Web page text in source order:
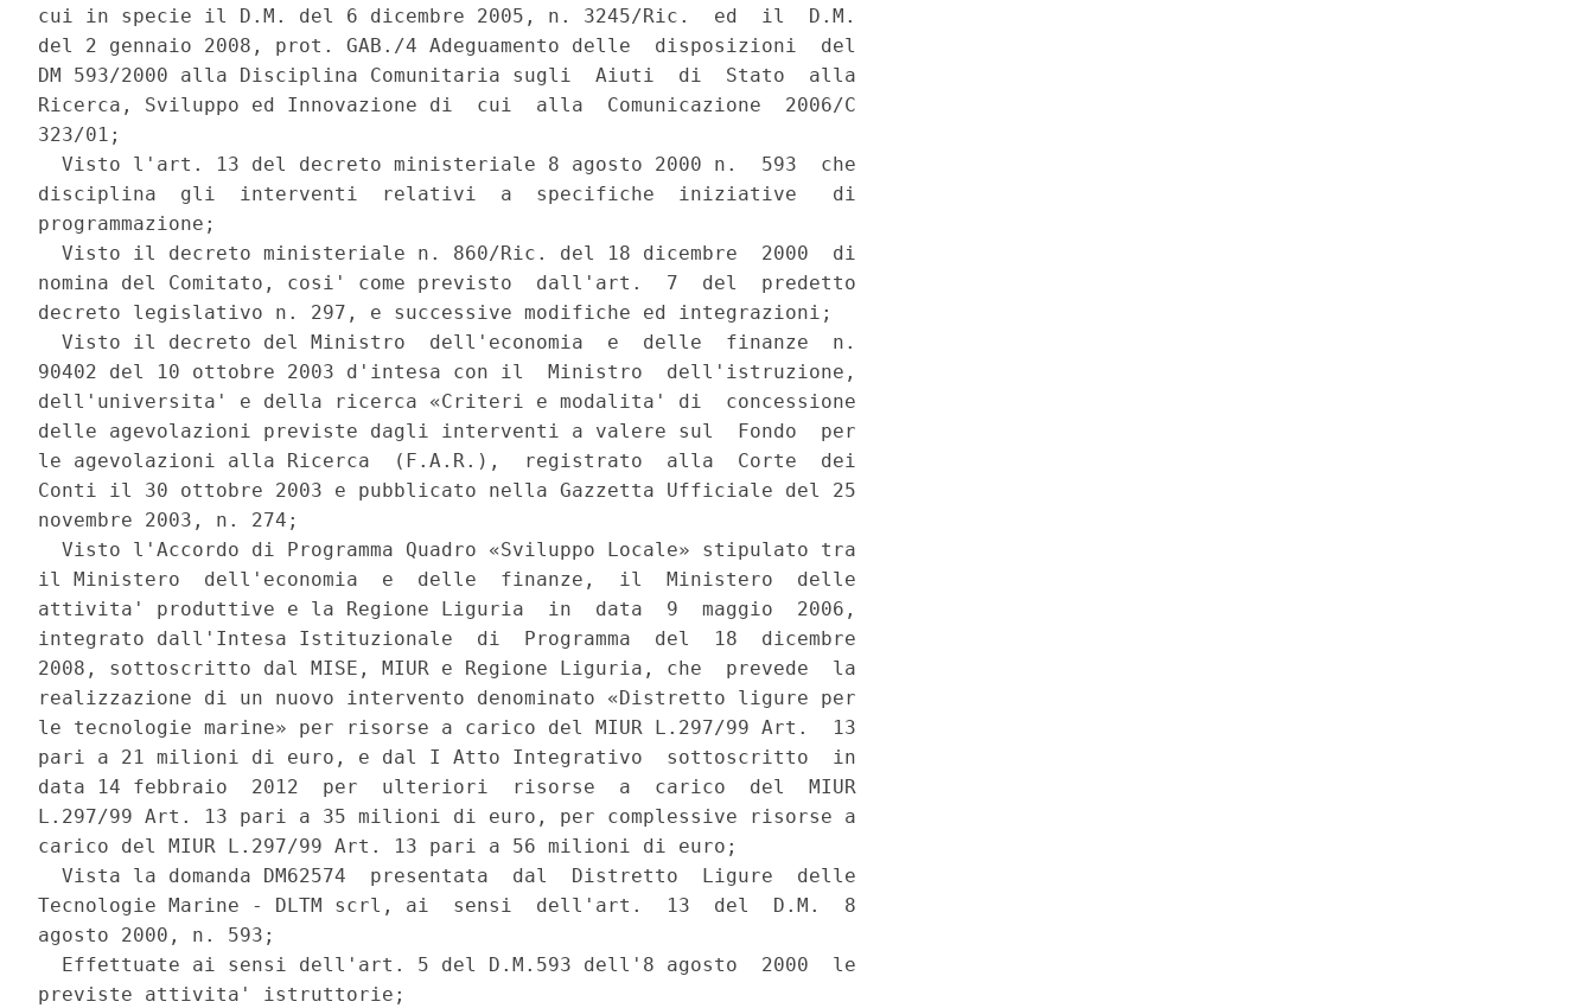
cui in specie il D.M. del 6 dicembre 2005, n. 3245/Ric.  ed  il  D.M.
del 2 gennaio 2008, prot. GAB./4 Adeguamento delle  disposizioni  del
DM 593/2000 alla Disciplina Comunitaria sugli  Aiuti  di  Stato  alla
Ricerca, Sviluppo ed Innovazione di  cui  alla  Comunicazione  2006/C
323/01;
  Visto l'art. 13 del decreto ministeriale 8 agosto 2000 n.  593  che
disciplina  gli  interventi  relativi  a  specifiche  iniziative   di
programmazione;
  Visto il decreto ministeriale n. 860/Ric. del 18 dicembre  2000  di
nomina del Comitato, cosi' come previsto  dall'art.  7  del  predetto
decreto legislativo n. 297, e successive modifiche ed integrazioni;
  Visto il decreto del Ministro  dell'economia  e  delle  finanze  n.
90402 del 10 ottobre 2003 d'intesa con il  Ministro  dell'istruzione,
dell'universita' e della ricerca «Criteri e modalita' di  concessione
delle agevolazioni previste dagli interventi a valere sul  Fondo  per
le agevolazioni alla Ricerca  (F.A.R.),  registrato  alla  Corte  dei
Conti il 30 ottobre 2003 e pubblicato nella Gazzetta Ufficiale del 25
novembre 2003, n. 274;
  Visto l'Accordo di Programma Quadro «Sviluppo Locale» stipulato tra
il Ministero  dell'economia  e  delle  finanze,  il  Ministero  delle
attivita' produttive e la Regione Liguria  in  data  9  maggio  2006,
integrato dall'Intesa Istituzionale  di  Programma  del  18  dicembre
2008, sottoscritto dal MISE, MIUR e Regione Liguria, che  prevede  la
realizzazione di un nuovo intervento denominato «Distretto ligure per
le tecnologie marine» per risorse a carico del MIUR L.297/99 Art.  13
pari a 21 milioni di euro, e dal I Atto Integrativo  sottoscritto  in
data 14 febbraio  2012  per  ulteriori  risorse  a  carico  del  MIUR
L.297/99 Art. 13 pari a 35 milioni di euro, per complessive risorse a
carico del MIUR L.297/99 Art. 13 pari a 56 milioni di euro;
  Vista la domanda DM62574  presentata  dal  Distretto  Ligure  delle
Tecnologie Marine - DLTM scrl, ai  sensi  dell'art.  13  del  D.M.  8
agosto 2000, n. 593;
  Effettuate ai sensi dell'art. 5 del D.M.593 dell'8 agosto  2000  le
previste attivita' istruttorie;